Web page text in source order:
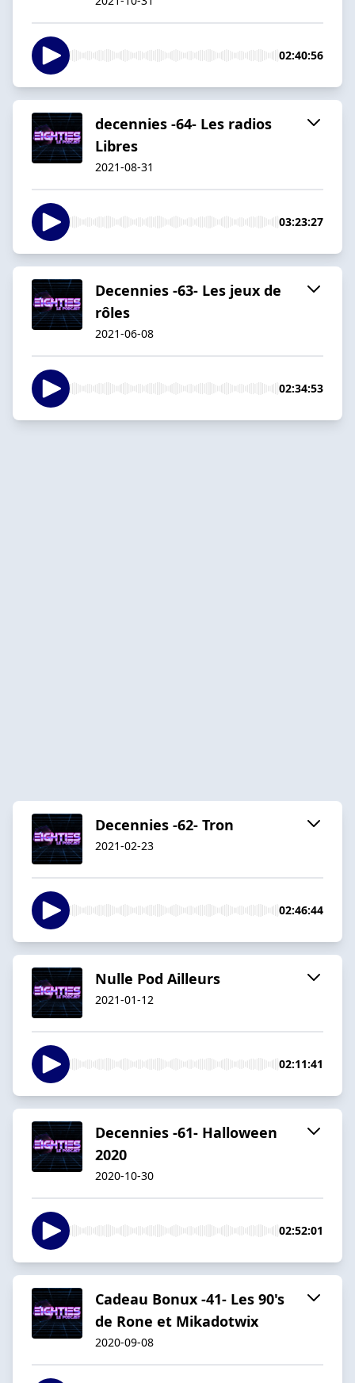
02:40:56
decennies -64- Les radios
Libres
2021-08-31
03:23:27
Decennies -63- Les jeux de
rôles
2021-06-08
02:34:53
Decennies -62- Tron
2021-02-23
02:46:44
Nulle Pod Ailleurs
2021-01-12
02:11:41
Decennies -61- Halloween
2020
2020-10-30
02:52:01
Cadeau Bonux -41- Les 90's
de Rone et Mikadotwix
2020-09-08